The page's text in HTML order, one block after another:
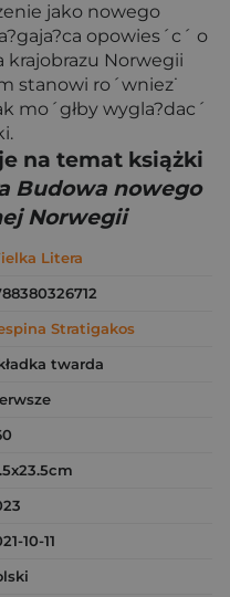
jako nowego
opowies´c´ o
krajobrazu Norwegii
stanowi ro´wniez˙
mo´głby wygla?dac´
na temat książki
Budowa nowego
Norwegii
Litera
Stratigakos
twarda
10-11